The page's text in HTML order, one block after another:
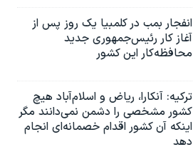
انفجار بمب‌‌ در کلمبیا یک روز پس از
آغاز کار رئیس‌جمهوری جدید
محافظه‌کار این کشور
ترکیه: آنکارا، ریاض و اسلام‌آباد هیچ
کشور مشخصی را دشمن نمی‌دانند مگر
اینکه آن کشور اقدام خصمانه‌ای انجام
دهد